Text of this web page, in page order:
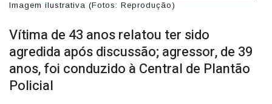
Imagem ilustrativa (Fotos: Reprodução)
Vítima de 43 anos relatou ter sido
agredida após discussão; agressor, de 39
anos, foi conduzido à Central de Plantão
Policial